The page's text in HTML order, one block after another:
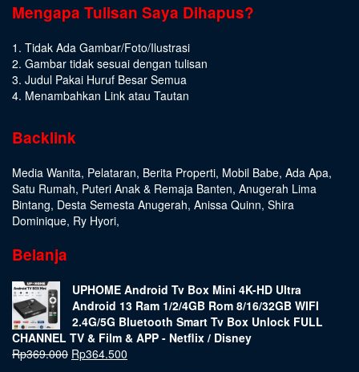
Mengapa Tulisan Saya Dihapus?
1. Tidak Ada Gambar/Foto/Ilustrasi
2. Gambar tidak sesuai dengan tulisan
3. Judul Pakai Huruf Besar Semua
4. Menambahkan Link atau Tautan
Backlink
Media Wanita, Pelataran, Berita Properti, Mobil Babe, Ada Apa,
Satu Rumah, Puteri Anak & Remaja Banten, Anugerah Lima
Bintang, Desta Semesta Anugerah, Anissa Quinn, Shira
Dominique, Ry Hyori,
Belanja
UPHOME Android Tv Box Mini 4K-HD Ultra
Android 13 Ram 1/2/4GB Rom 8/16/32GB WIFI
2.4G/5G Bluetooth Smart Tv Box Unlock FULL
CHANNEL TV & Film & APP - Netflix / Disney
Rp369.000 Rp364.500